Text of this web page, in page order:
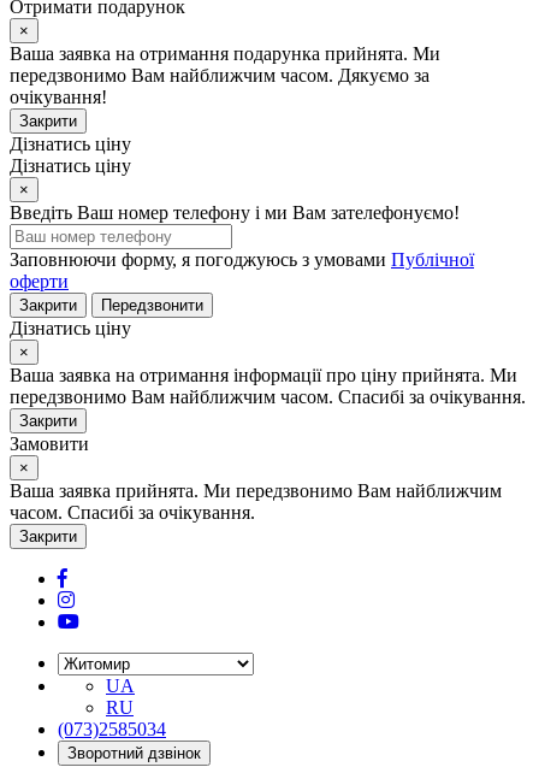
Отримати подарунок
×
Ваша заявка на отримання подарунка прийнята. Ми
передзвонимо Вам найближчим часом. Дякуємо за
очікування!
Закрити
Дізнатись ціну
Дізнатись ціну
×
Введіть Ваш номер телефону і ми Вам зателефонуємо!
Заповнюючи форму, я погоджуюсь з умовами Публічної
оферти
Закрити Передзвонити
Дізнатись ціну
×
Ваша заявка на отримання інформації про ціну прийнята. Ми
передзвонимо Вам найближчим часом. Спасибі за очікування.
Закрити
Замовити
×
Ваша заявка прийнята. Ми передзвонимо Вам найближчим
часом. Спасибі за очікування.
Закрити
UA
RU
(073)2585034
Зворотний дзвінок